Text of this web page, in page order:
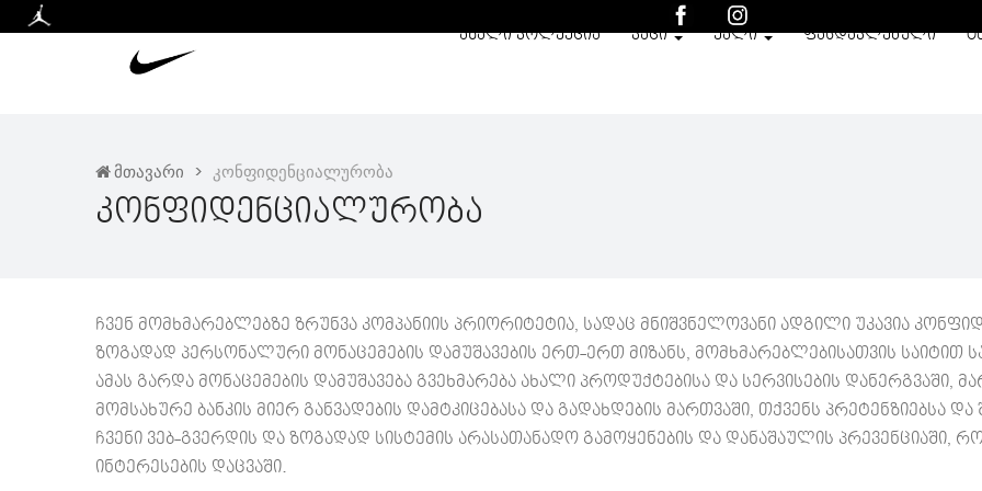
ᲐᲮᲐᲚᲘ ᲙᲝᲚᲔᲥᲪᲘᲐ ᲙᲐᲪᲘ ᲥᲐᲚᲘ ᲤᲐᲡᲓᲐᲙᲚᲔᲑᲣᲚᲘ
მთავარი კონფიდენციალურობა
Კონფიდენციალურობა
ჩვენ მომხმარებლებზე ზრუნვა კომპანიის პრიორიტეტია, სადაც მნიშვნელოვანი ადგილი უკავია
ზოგადად პერსონალური მონაცემების დამუშავების ერთ-ერთ მიზანს, მომხმარებლებისათვის საიტით
ამას გარდა მონაცემების დამუშავება გვეხმარება ახალი პროდუქტებისა და სერვისების დანერგვაში,
მომსახურე ბანკის მიერ განვადების დამტკიცებასა და გადახდების მართვაში, თქვენს პრეტენზიებსა და
ჩვენი ვებ-გვერდის და ზოგადად სისტემის არასათანადო გამოყენების და დანაშაულის პრევენციაში,
ინტერესების დაცვაში.